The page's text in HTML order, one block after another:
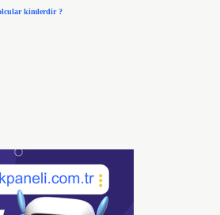
kimlerdir ?